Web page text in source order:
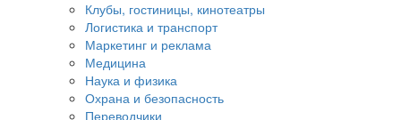
Клубы, гостиницы, кинотеатры
Логистика и транспорт
Маркетинг и реклама
Медицина
Наука и физика
Охрана и безопасность
Переводчики